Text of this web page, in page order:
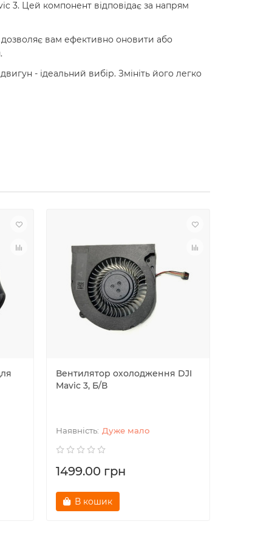
3. Цей компонент відповідає за напрям
дозволяє вам ефективно оновити або
- ідеальний вибір. Змініть його легко
Вентилятор охолодження DJI
Mavic 3, Б/В
Дуже мало
1499.00 грн
В кошик